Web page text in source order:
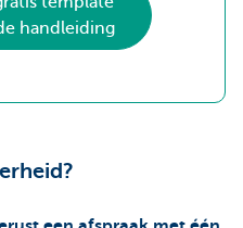
handleiding